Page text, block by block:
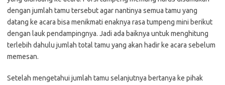
dengan jumlah tamu tersebut agar nantinya semua tamu yang
datang ke acara bisa menikmati enaknya rasa tumpeng mini berikut
dengan lauk pendampingnya. Jadi ada baiknya untuk menghitung
terlebih dahulu jumlah total tamu yang akan hadir ke acara sebelum
memesan.
Setelah mengetahui jumlah tamu selanjutnya bertanya ke pihak